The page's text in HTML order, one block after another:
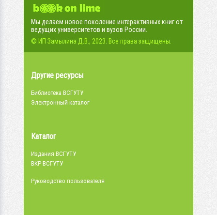
Мы делаем новое поколение интерактивных книг от
ведущих университетов и вузов России.
© ИП Замылина Д.В., 2023. Все права защищены.
Другие ресурсы
Библиотека ВСГУТУ
Электронный каталог
Каталог
Издания ВСГУТУ
ВКР ВСГУТУ
Руководство пользователя